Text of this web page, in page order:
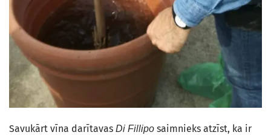
Savukārt vīna darītavas Di Fillipo saimnieks atzīst, ka ir